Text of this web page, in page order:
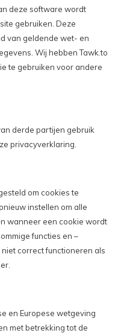
deze software wordt
gebruiken. Deze
van geldende wet- en
Wij hebben Tawk.to
te gebruiken voor andere
derde partijen gebruik
privacyverklaring.
om cookies te
instellen om alle
wanneer een cookie wordt
functies en –
correct functioneren als
en Europese wetgeving
met betrekking tot de